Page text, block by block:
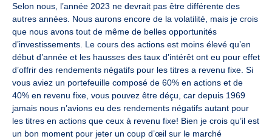
Selon nous, l’année 2023 ne devrait pas être différente des
autres années. Nous aurons encore de la volatilité, mais je crois
que nous avons tout de même de belles opportunités
d’investissements. Le cours des actions est moins élevé qu’en
début d’année et les hausses des taux d’intérêt ont eu pour effet
d’offrir des rendements négatifs pour les titres a revenu fixe. Si
vous aviez un portefeuille composé de 60% en actions et de
40% en revenu fixe, vous pouvez être déçu, car depuis 1969
jamais nous n’avions eu des rendements négatifs autant pour
les titres en actions que ceux à revenu fixe! Bien je crois qu’il est
un bon moment pour jeter un coup d’œil sur le marché